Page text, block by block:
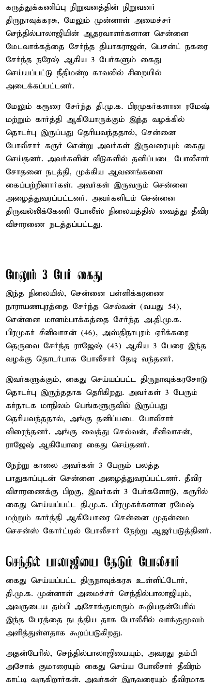
கருத்துக்கணிப்பு நிறுவனத்தின் நிறுவனர்
திருநாவுக்கரசு, மேலும் முன்னாள் அமைச்சர்
செந்தில்பாலாஜியின் ஆதரவாளர்களான சென்னை
மேடவாக்கத்தை சேர்ந்த தியாகராஜன், பெசன்ட் நகரை
சேர்ந்த நரேஷ் ஆகிய 3 பேர்களும் கைது
செய்யப்பட்டு நீதிமன்ற காவலில் சிறையில்
அடைக்கப்பட்டனர்.
மேலும் கரூரை சேர்ந்த தி.மு.க. பிரமுகர்களான ரமேஷ்
மற்றும் கார்த்தி ஆகியோருக்கும் இந்த வழக்கில்
தொடர்பு இருப்பது தெரியவந்ததால், சென்னை
போலீசார் கரூர் சென்று அவர்கள் இருவரையும் கைது
செய்தனர். அவர்களின் வீடுகளில் தனிப்படை போலீசார்
சோதனை நடத்தி, முக்கிய ஆவணங்களை
கைப்பற்றினார்கள். அவர்கள் இருவரும் சென்னை
அழைத்துவரப்பட்டனர். அவர்களிடம் சென்னை
திருவல்லிக்கேணி போலீஸ் நிலையத்தில் வைத்து தீவிர
விசாரணை நடத்தப்பட்டது.
மேலும் 3 பேர் கைது
இந்த நிலையில், சென்னை பள்ளிக்கரணை
நாராயணபுரத்தை சேர்ந்த செல்வன் (வயது 54),
சென்னை மானம்பாக்கத்தை சேர்ந்த அ.தி.மு.க.
பிரமுகர் சீனிவாசன் (46), அஸ்திநாபுரம் ஏரிக்கரை
தெருவை சேர்ந்த ராஜேஷ் (43) ஆகிய 3 பேரை இந்த
வழக்கு தொடர்பாக போலீசார் தேடி வந்தனர்.
இவர்களுக்கும், கைது செய்யப்பட்ட திருநாவுக்கரசோடு
தொடர்பு இருந்ததாக தெரிகிறது. அவர்கள் 3 பேரும்
கர்நாடக மாநிலம் பெங்களூருவில் இருப்பது
தெரியவந்ததால், அங்கு தனிப்படை போலீசார்
விரைந்தனர். அங்கு வைத்து செல்வன், சீனிவாசன்,
ராஜேஷ் ஆகியோரை கைது செய்தனர்.
நேற்று காலை அவர்கள் 3 பேரும் பலத்த
பாதுகாப்புடன் சென்னை அழைத்துவரப்பட்டனர். தீவிர
விசாரணைக்கு பிறகு, இவர்கள் 3 பேர்களோடு, கரூரில்
கைது செய்யப்பட்ட தி.மு.க. பிரமுகர்களான ரமேஷ்
மற்றும் கார்த்தி ஆகியோரை சென்னை முதன்மை
செசன்ஸ் கோர்ட்டில் போலீசார் நேற்று ஆஜர்படுத்தினர்.
செந்தில் பாலாஜியை தேடும் போலீசார்
கைது செய்யப்பட்ட திருநாவுக்கரசு உள்ளிட்டோர்,
தி.மு.க. முன்னாள் அமைச்சர் செந்தில்பாலாஜியும்,
அவருடைய தம்பி அசோக்குமாரும் கூறியதன்பேரில்
இந்த பேரத்தை நடத்திய தாக போலீசில் வாக்குமூலம்
அளித்துள்ளதாக கூறப்படுகிறது.
அதன்பேரில், செந்தில்பாலாஜியையும், அவரது தம்பி
அசோக் குமாரையும் கைது செய்ய போலீசார் தீவிரம்
காட்டி வருகிறார்கள். அவர்கள் இருவரையும் தீவிரமாக